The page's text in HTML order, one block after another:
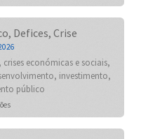
Defices, Crise
económicas e sociais,
investimento,
público